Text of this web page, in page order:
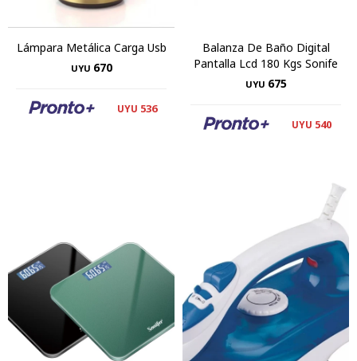
Lámpara Metálica Carga Usb
UYU 670
UYU 536
Balanza De Baño Digital
Pantalla Lcd 180 Kgs Sonife
UYU 675
UYU 540